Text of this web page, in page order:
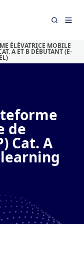
ÉLÉVATRICE MOBILE
A ET B DÉBUTANT (E-
de
Cat. A